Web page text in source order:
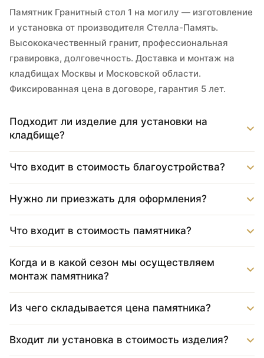
Памятник Гранитный стол 1 на могилу — изготовление
и установка от производителя Стелла-Память.
Высококачественный гранит, профессиональная
гравировка, долговечность. Доставка и монтаж на
кладбищах Москвы и Московской области.
Фиксированная цена в договоре, гарантия 5 лет.
Подходит ли изделие для установки на
кладбище?
Что входит в стоимость благоустройства?
Нужно ли приезжать для оформления?
Что входит в стоимость памятника?
Когда и в какой сезон мы осуществляем
монтаж памятника?
Из чего складывается цена памятника?
Входит ли установка в стоимость изделия?